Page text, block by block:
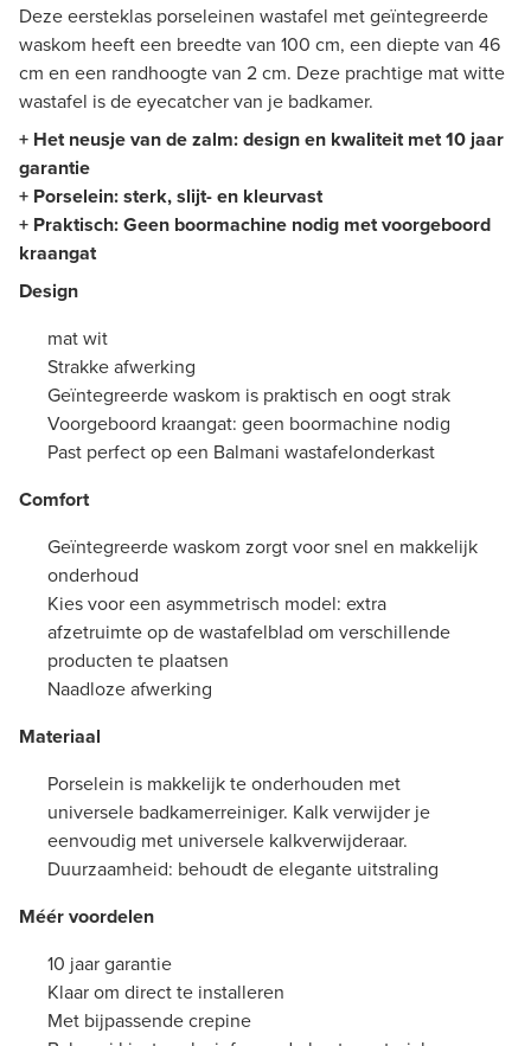
Deze eersteklas porseleinen wastafel met geïntegreerde
waskom heeft een breedte van 100 cm, een diepte van 46
cm en een randhoogte van 2 cm. Deze prachtige mat witte
wastafel is de eyecatcher van je badkamer.
+ Het neusje van de zalm: design en kwaliteit met 10 jaar
garantie
+ Porselein: sterk, slijt- en kleurvast
+ Praktisch: Geen boormachine nodig met voorgeboord
kraangat
Design
mat wit
Strakke afwerking
Geïntegreerde waskom is praktisch en oogt strak
Voorgeboord kraangat: geen boormachine nodig
Past perfect op een Balmani wastafelonderkast
Comfort
Geïntegreerde waskom zorgt voor snel en makkelijk
onderhoud
Kies voor een asymmetrisch model: extra
afzetruimte op de wastafelblad om verschillende
producten te plaatsen
Naadloze afwerking
Materiaal
Porselein is makkelijk te onderhouden met
universele badkamerreiniger. Kalk verwijder je
eenvoudig met universele kalkverwijderaar.
Duurzaamheid: behoudt de elegante uitstraling
Méér voordelen
10 jaar garantie
Klaar om direct te installeren
Met bijpassende crepine